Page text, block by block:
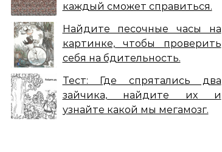
каждый сможет справиться.
Найдите песочные часы на
картинке, чтобы проверить
себя на бдительность.
Тест: Где спрятались два
зайчика, найдите их и
узнайте какой мы мегамозг.